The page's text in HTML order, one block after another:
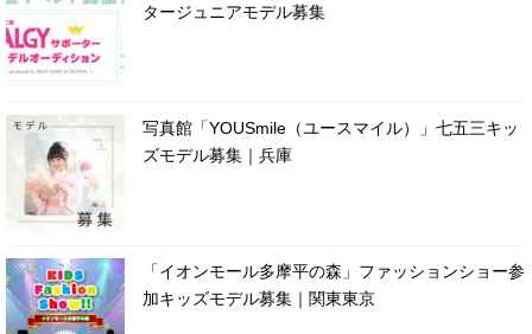
タージュニアモデル募集
写真館「YOUSmile（ユースマイル）」七五三キッ
ズモデル募集｜兵庫
「イオンモール多摩平の森」ファッションショー参
加キッズモデル募集｜関東東京